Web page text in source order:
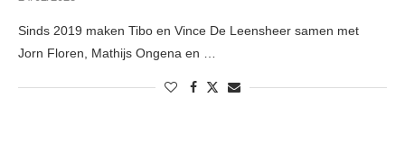
Sinds 2019 maken Tibo en Vince De Leensheer samen met
Jorn Floren, Mathijs Ongena en …